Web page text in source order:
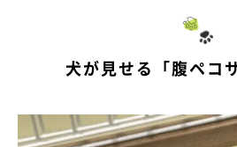
犬が見せる「腹ペコ